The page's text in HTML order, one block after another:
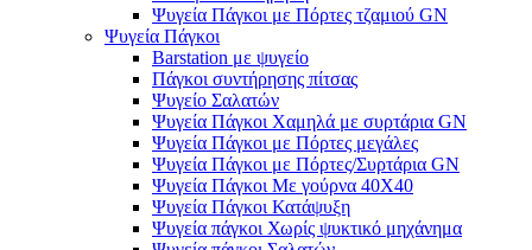
Ψυγεία Πάγκοι με Πόρτες τζαμιού GN
Ψυγεία Πάγκοι
Barstation με ψυγείο
Πάγκοι συντήρησης πίτσας
Ψυγείο Σαλατών
Ψυγεία Πάγκοι Χαμηλά με συρτάρια GN
Ψυγεία Πάγκοι με Πόρτες μεγάλες
Ψυγεία Πάγκοι με Πόρτες/Συρτάρια GN
Ψυγεία Πάγκοι Με γούρνα 40Χ40
Ψυγεία Πάγκοι Κατάψυξη
Ψυγεία πάγκοι Χωρίς ψυκτικό μηχάνημα